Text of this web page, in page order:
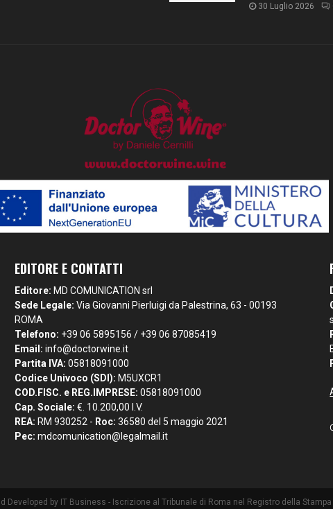
30 Luglio 2026
EDITORE E CONTATTI
Editore: MD COMUNICATION srl
Sede Legale: Via Giovanni Pierluigi da Palestrina, 63 - 00193
ROMA
Telefono: +39 06 5895156 / +39 06 87085419
Email: info@doctorwine.it
Partita IVA: 05818091000
Codice Univoco (SDI): M5UXCR1
COD.FISC. e REG.IMPRESE: 05818091000
Cap. Sociale: €. 10.200,00 I.V.
REA: RM 930252 - Roc: 36580 del 5 maggio 2021
Pec: mdcomunication@legalmail.it
Developed by IT Business - Iscrizione al Tribunale di Roma nel Registro della